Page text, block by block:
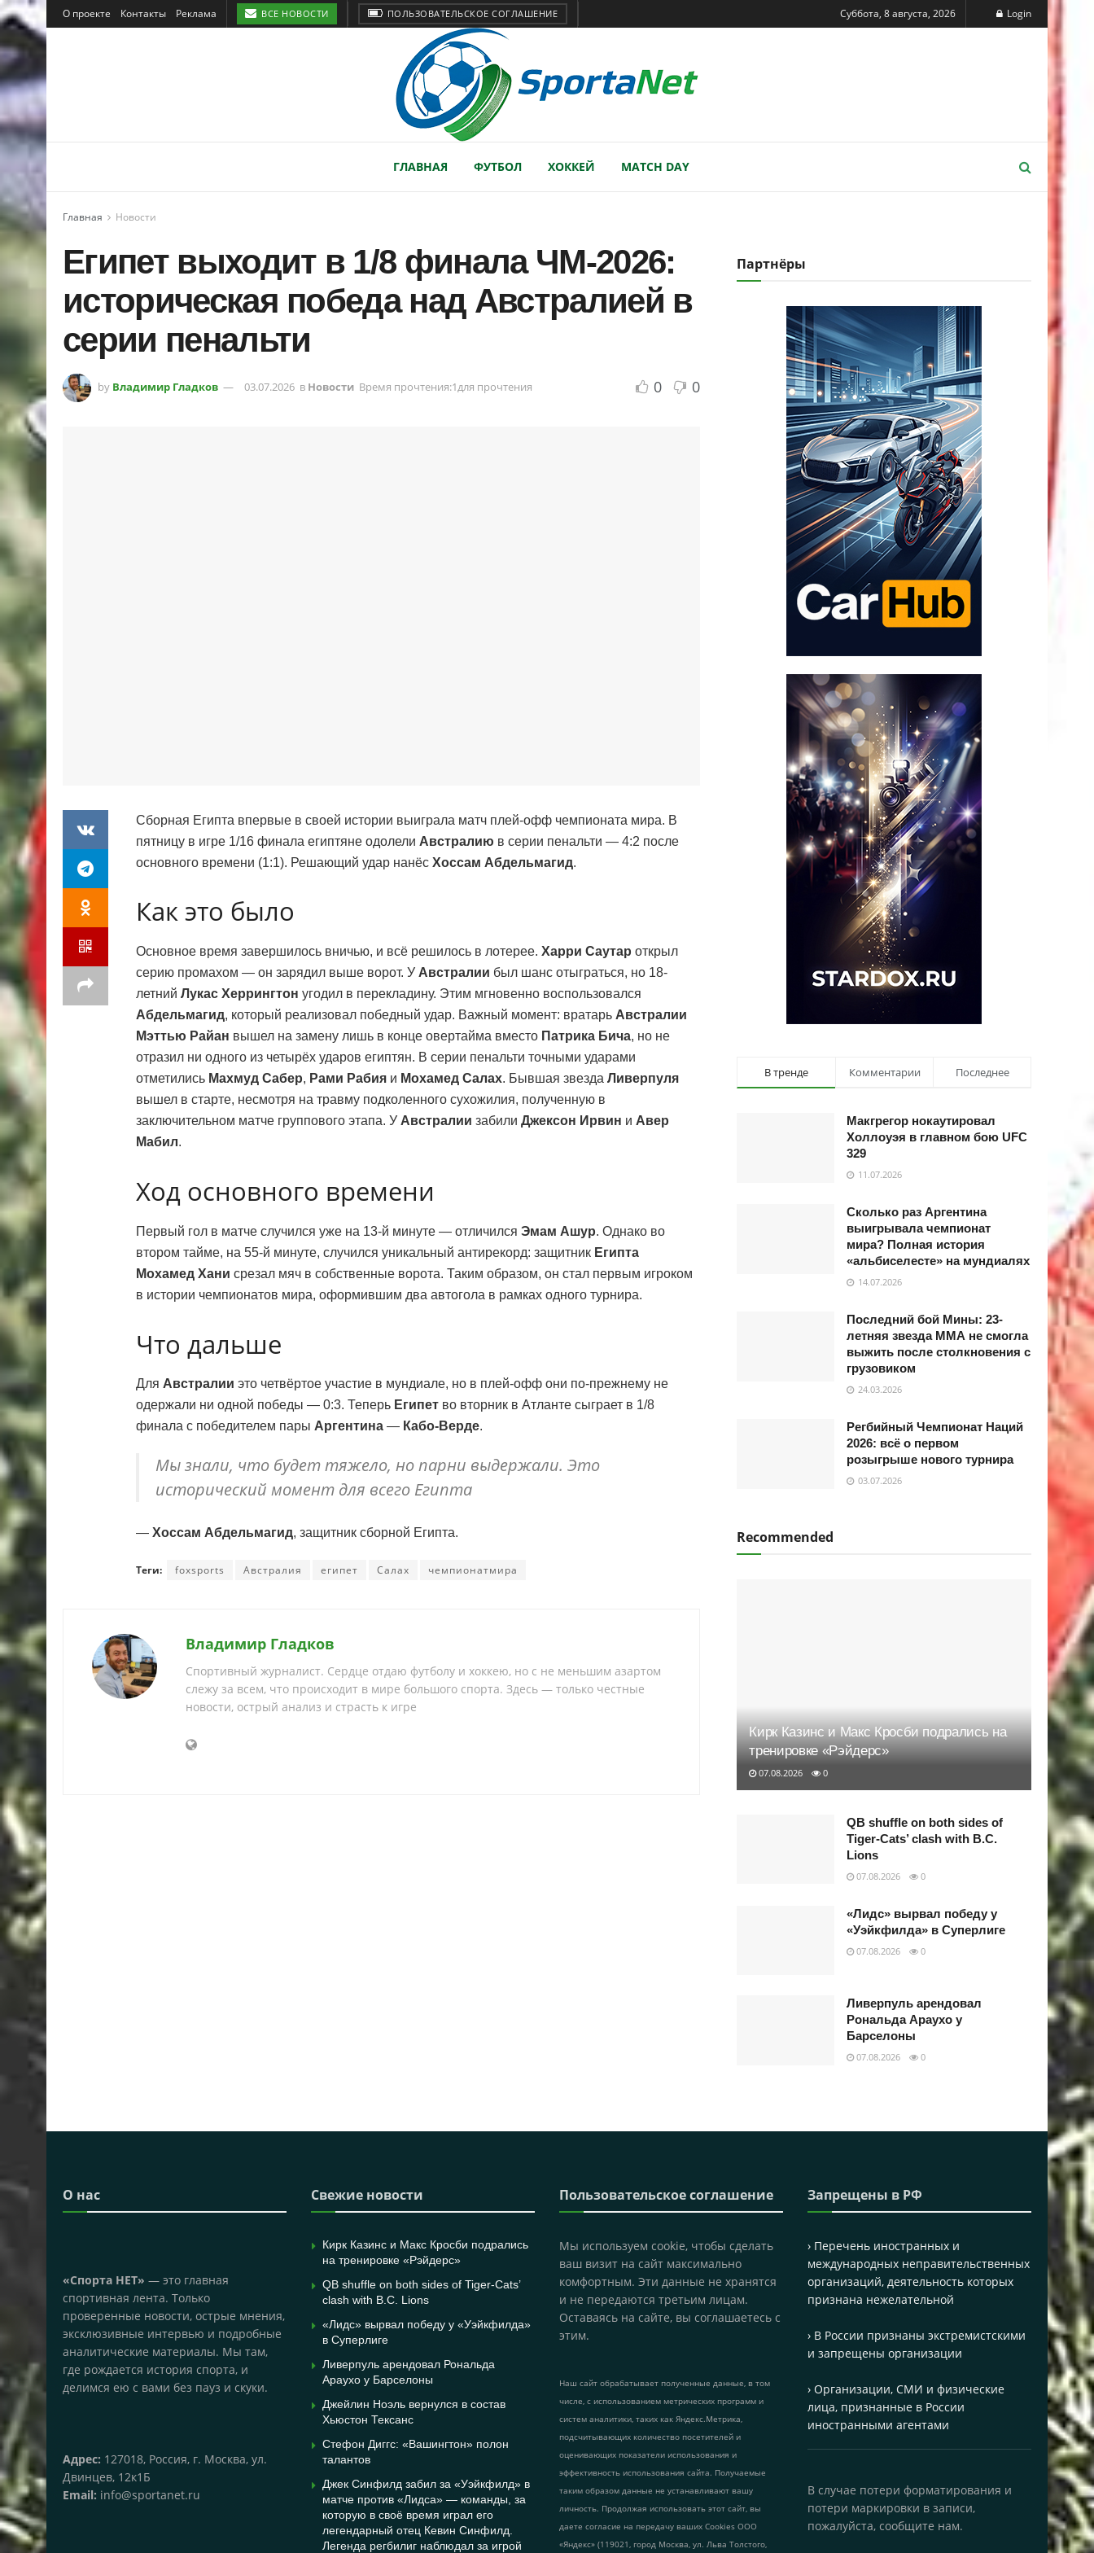
О проекте Контакты Реклама ВСЕ НОВОСТИ ПОЛЬЗОВАТЕЛЬСКОЕ СОГЛАШЕНИЕ Суббота, 8 августа, 2026 Login
ГЛАВНАЯ ФУТБОЛ ХОККЕЙ MATCH DAY
Главная Новости
Египет выходит в 1/8 финала ЧМ-2026:
историческая победа над Австралией в
серии пенальти
by Владимир Гладков 03.07.2026 в Новости Время прочтения:1для прочтения 0 0
Сборная Египта впервые в своей истории выиграла матч плей-офф чемпионата мира. В
пятницу в игре 1/16 финала египтяне одолели Австралию в серии пенальти — 4:2 после
основного времени (1:1). Решающий удар нанёс Хоссам Абдельмагид.
Как это было
Основное время завершилось вничью, и всё решилось в лотерее. Харри Саутар открыл
серию промахом — он зарядил выше ворот. У Австралии был шанс отыграться, но 18-
летний Лукас Херрингтон угодил в перекладину. Этим мгновенно воспользовался
Абдельмагид, который реализовал победный удар. Важный момент: вратарь Австралии
Мэттью Райан вышел на замену лишь в конце овертайма вместо Патрика Бича, но не
отразил ни одного из четырёх ударов египтян. В серии пенальти точными ударами
отметились Махмуд Сабер, Рами Рабия и Мохамед Салах. Бывшая звезда Ливерпуля
вышел в старте, несмотря на травму подколенного сухожилия, полученную в
заключительном матче группового этапа. У Австралии забили Джексон Ирвин и Авер
Мабил.
Ход основного времени
Первый гол в матче случился уже на 13-й минуте — отличился Эмам Ашур. Однако во
втором тайме, на 55-й минуте, случился уникальный антирекорд: защитник Египта
Мохамед Хани срезал мяч в собственные ворота. Таким образом, он стал первым игроком
в истории чемпионатов мира, оформившим два автогола в рамках одного турнира.
Что дальше
Для Австралии это четвёртое участие в мундиале, но в плей-офф они по-прежнему не
одержали ни одной победы — 0:3. Теперь Египет во вторник в Атланте сыграет в 1/8
финала с победителем пары Аргентина — Кабо-Верде.
Мы знали, что будет тяжело, но парни выдержали. Это
исторический момент для всего Египта
— Хоссам Абдельмагид, защитник сборной Египта.
Теги: foxsports Австралия египет Салах чемпионатмира
Владимир Гладков
Спортивный журналист. Сердце отдаю футболу и хоккею, но с не меньшим азартом
слежу за всем, что происходит в мире большого спорта. Здесь — только честные
новости, острый анализ и страсть к игре
Партнёры
В тренде Комментарии Последнее
Макгрегор нокаутировал
Холлоуэя в главном бою UFC
329
11.07.2026
Сколько раз Аргентина
выигрывала чемпионат
мира? Полная история
«альбиселесте» на мундиалях
14.07.2026
Последний бой Мины: 23-
летняя звезда ММА не смогла
выжить после столкновения с
грузовиком
24.03.2026
Регбийный Чемпионат Наций
2026: всё о первом
розыгрыше нового турнира
03.07.2026
Recommended
Кирк Казинс и Макс Кросби подрались на
тренировке «Рэйдерс»
07.08.2026 0
QB shuffle on both sides of
Tiger-Cats’ clash with B.C.
Lions
07.08.2026 0
«Лидс» вырвал победу у
«Уэйкфилда» в Суперлиге
07.08.2026 0
Ливерпуль арендовал
Рональда Араухо у
Барселоны
07.08.2026 0
О нас
«Спорта НЕТ» — это главная
спортивная лента. Только
проверенные новости, острые мнения,
эксклюзивные интервью и подробные
аналитические материалы. Мы там,
где рождается история спорта, и
делимся ею с вами без пауз и скуки.
Адрес: 127018, Россия, г. Москва, ул.
Двинцев, 12к1Б
Email: info@sportanet.ru
Свежие новости
Кирк Казинс и Макс Кросби подрались
на тренировке «Рэйдерс»
QB shuffle on both sides of Tiger-Cats’
clash with B.C. Lions
«Лидс» вырвал победу у «Уэйкфилда»
в Суперлиге
Ливерпуль арендовал Рональда
Араухо у Барселоны
Джейлин Ноэль вернулся в состав
Хьюстон Тексанс
Стефон Диггс: «Вашингтон» полон
талантов
Джек Синфилд забил за «Уэйкфилд» в
матче против «Лидса» — команды, за
которую в своё время играл его
легендарный отец Кевин Синфилд.
Легенда регбилиг наблюдал за игрой
Пользовательское соглашение
Мы используем cookie, чтобы сделать
ваш визит на сайт максимально
комфортным. Эти данные не хранятся
и не передаются третьим лицам.
Оставаясь на сайте, вы соглашаетесь с
этим.
Наш сайт обрабатывает полученные данные, в том
числе, с использованием метрических программ и
систем аналитики, таких как Яндекс.Метрика,
подсчитывающих количество посетителей и
оценивающих показатели использования и
эффективность использования сайта. Получаемые
таким образом данные не устанавливают вашу
личность. Продолжая использовать этот сайт, вы
даете согласие на передачу ваших Cookies ООО
«Яндекс» (119021, город Москва, ул. Льва Толстого,
Запрещены в РФ
› Перечень иностранных и
международных неправительственных
организаций, деятельность которых
признана нежелательной
› В России признаны экстремистскими
и запрещены организации
› Организации, СМИ и физические
лица, признанные в России
иностранными агентами
В случае потери форматирования и
потери маркировки в записи,
пожалуйста, сообщите нам.